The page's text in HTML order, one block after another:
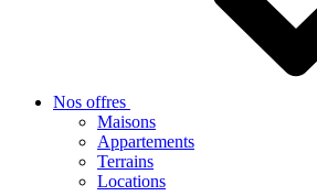
Nos offres
Maisons
Appartements
Terrains
Locations